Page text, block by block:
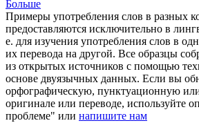
Больше
Примеры употребления слов в разных
предоставляются исключительно в
е. для изучения употребления слов в
их перевода на другой. Все образцы
из открытых источников с помощью
основе двуязычных данных. Если вы
орфографическую, пунктуационную
оригинале или переводе, используйте
проблеме" или напишите нам